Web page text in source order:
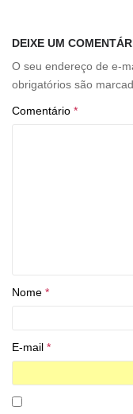
DEIXE UM
O seu endereço de e-
obrigatórios são
Comentário *
Nome *
E-mail *